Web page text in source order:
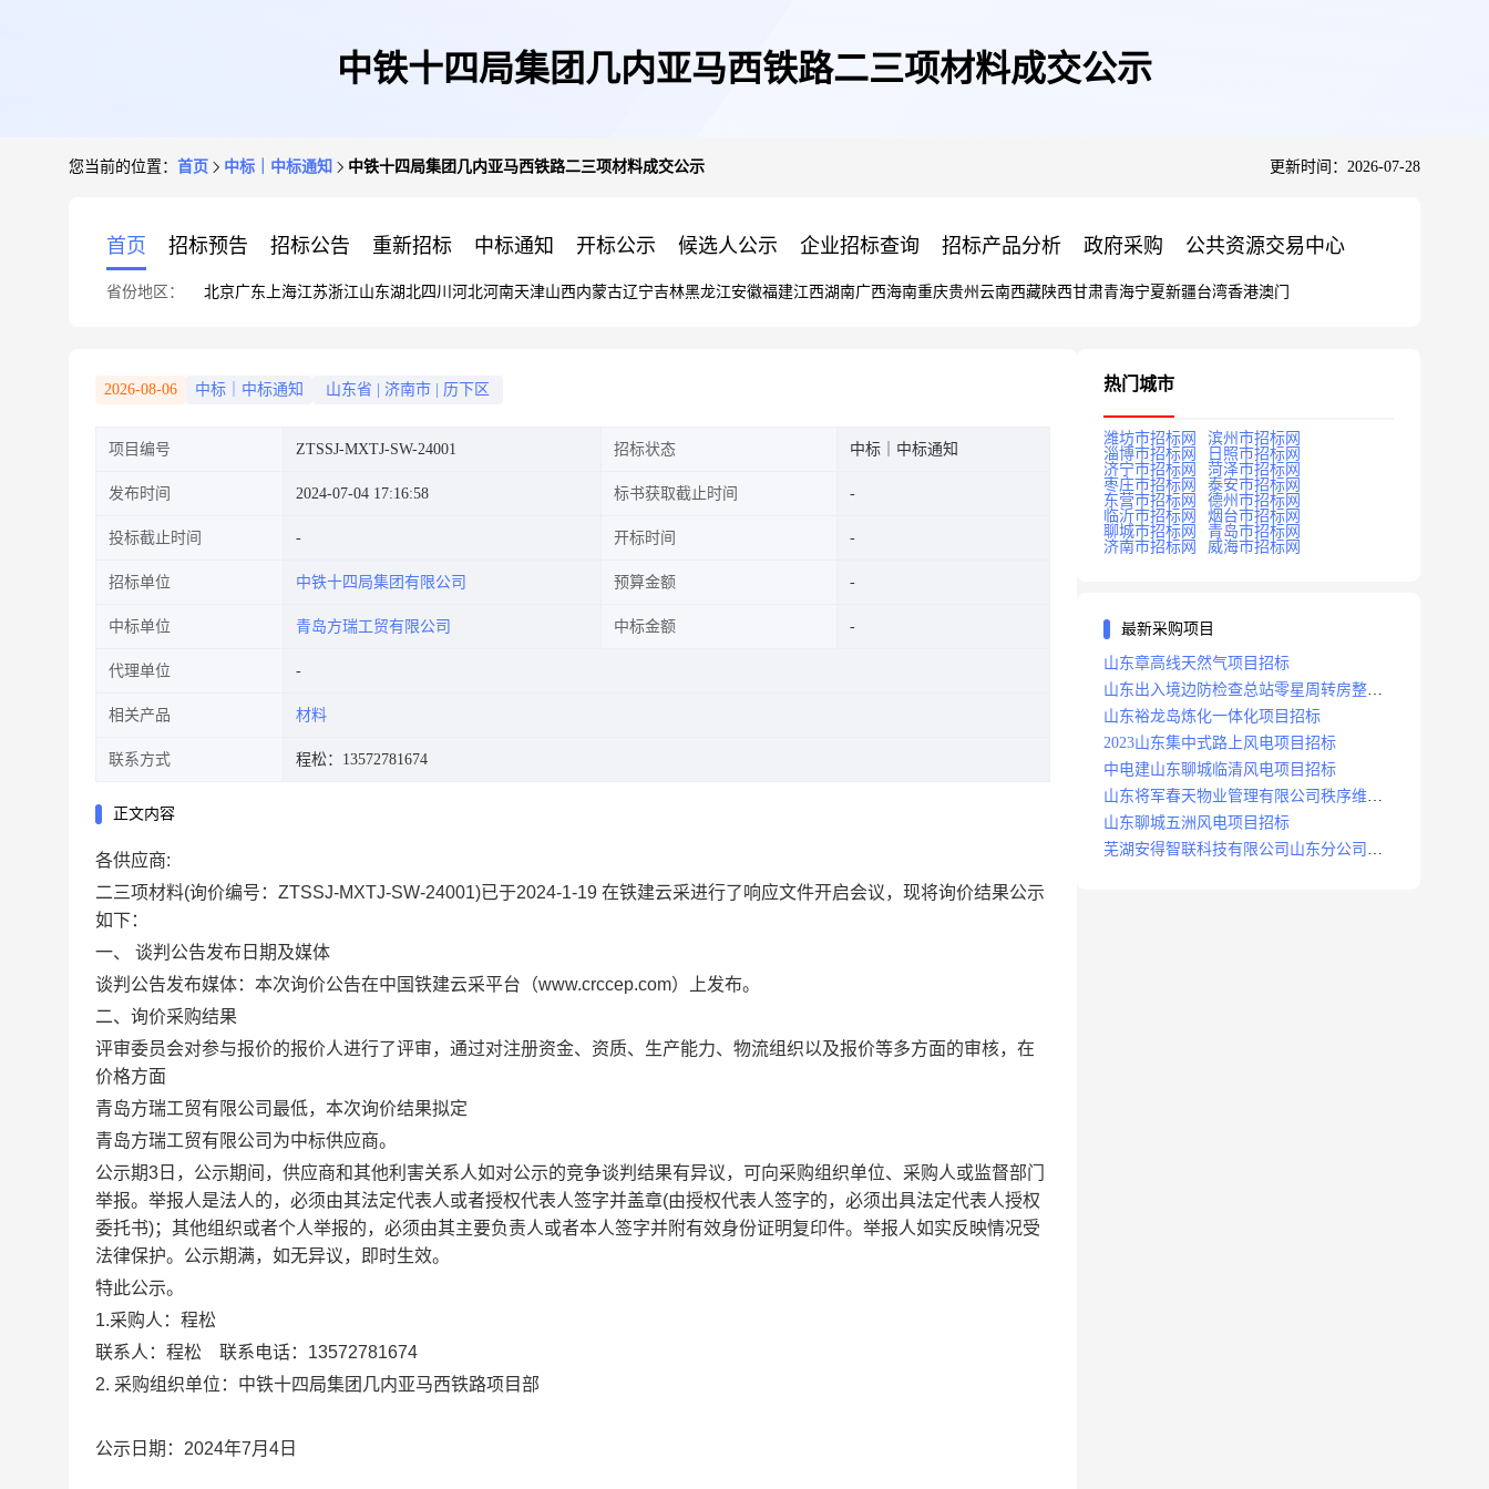
中铁十四局集团几内亚马西铁路二三项材料成交公示
您当前的位置： 首页 中标｜中标通知 中铁十四局集团几内亚马西铁路二三项材料成交公示 更新时间：2026-07-28
首页 招标预告 招标公告 重新招标 中标通知 开标公示 候选人公示 企业招标查询 招标产品分析 政府采购 公共资源交易中心
省份地区： 北京广东 上海江苏浙江山东湖北四川 河北河南天津山西内蒙古辽宁吉林黑龙江安徽福建江西湖南广西海南重庆贵州 云南西藏陕西甘肃青海宁夏新疆台湾香港澳门
2026-08-06 中标｜中标通知 山东省 济南市 历下区
项目编号 ZTSSJ-MXTJ-SW-24001 招标状态 中标｜中标通知
发布时间 2024-07-04 17:16:58 标书获取截止时间
投标截止时间 开标时间
招标单位 中铁十四局集团有限公司 预算金额
中标单位 青岛方瑞工贸有限公司 中标金额
代理单位
相关产品 材料
联系方式 程松：13572781674
正文内容
各供应商:
二三项材料(询价编号： ZTSSJ-MXTJ-SW-24001)已于2024-1-19 在铁建云采进行了响应文件开启会议，现将询价结果公示
如下：
一、
谈判公告发布日期及媒体
谈判公告发布媒体：本次询价公告在中国铁建云采平台（www.crccep.com）上发布。
二、询价采购结果
评审委员会对参与报价的报价人进行了评审，通过对注册资金、资质、生产能力、物流组织以及报价等多方面的审核，在
价格方面
青岛方瑞工贸有限公司最低，本次询价结果拟定
青岛方瑞工贸有限公司 为中标供应商。
公示期3日 ， 公示期间 ，供应商和其他利害关系人如对公示的竞争谈判结果有异议，可向采购组织单位、采购人或监督部门
举报。举报人是法人的，必须由其法定代表人或者授权代表人签字并盖章(由授权代表人签字的，必须出具法定代表人授权
委托书)；其他组织或者个人举报的，必须由其主要负责人或者本人签字并附有效身份证明复印件。举报人如实反映情况受
法律保护。公示期满，如无异议，即时生效。
特此公示。
1.采购人： 程松
联系人： 程松 联系电话： 13572781674
2. 采购组织单位：中铁十四局集团几内亚马西铁路项目部
公示日期： 2024年7月4日
热门城市
潍坊市招标网
滨州市招标网
淄博市招标网
日照市招标网
济宁市招标网
菏泽市招标网
枣庄市招标网
泰安市招标网
东营市招标网
德州市招标网
临沂市招标网
烟台市招标网
聊城市招标网
青岛市招标网
济南市招标网
威海市招标网
最新采购项目
山东章高线天然气项目招标
山东出入境边防检查总站零星周转房整修
项目招标中标
山东裕龙岛炼化一体化项目招标
2023山东集中式路上风电项目招标
中电建山东聊城临清风电项目招标
山东将军春天物业管理有限公司秩序维护
服务项目招标公告
山东聊城五洲风电项目招标
芜湖安得智联科技有限公司山东分公司济